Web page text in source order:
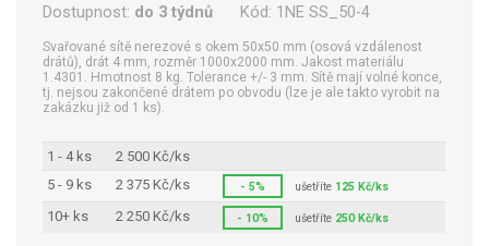
Dostupnost: do 3 týdnů Kód: 1NE SS_50-4
Svařované sítě nerezové s okem 50x50 mm (osová vzdálenost
drátů), drát 4 mm, rozměr 1000x2000 mm. Jakost materiálu
1.4301. Hmotnost 8 kg. Tolerance +/- 3 mm. Sítě mají volné konce,
tj. nejsou zakončené drátem po obvodu (lze je ale takto vyrobit na
zakázku již od 1 ks).
1 - 4 ks
2 500 Kč/ks
5 - 9 ks
2 375 Kč/ks - 5% ušetříte 125 Kč/ks
10+ ks 2 250 Kč/ks - 10% ušetříte 250 Kč/ks